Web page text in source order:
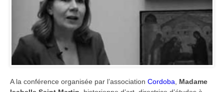
A la conférence organisée par l’association Cordoba
Madame